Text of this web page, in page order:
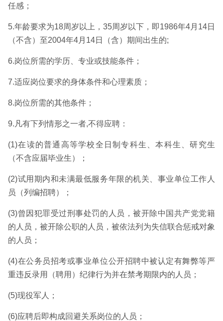
任感；
5.年龄要求为18周岁以上，35周岁以下，即1986年4月14日
（不含）至2004年4月14日（含）期间出生的;
6.岗位所需的学历、专业或技能条件；
7.适应岗位要求的身体条件和心理素质；
8.岗位所需的其他条件；
9.凡有下列情形之一者,不得应聘：
(1)在读的普通高等学校全日制专科生、本科生、研究生
（不含应届毕业生）；
(2)试用期内和未满最低服务年限的机关、事业单位工作人
员（列编招聘）；
(3)曾因犯罪受过刑事处罚的人员，被开除中国共产党党籍
的人员，被开除公职的人员，被依法列为失信联合惩戒对象
的人员；
(4)在公务员招考或事业单位公开招聘中被认定有舞弊等严
重违反录用（聘用）纪律行为并在禁考期限内的人员；
(5)现役军人；
(6)应聘后即构成回避关系岗位的人员；